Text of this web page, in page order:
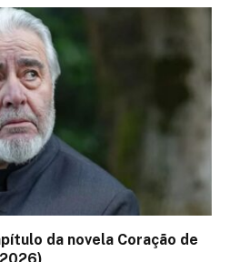
da novela Coração de